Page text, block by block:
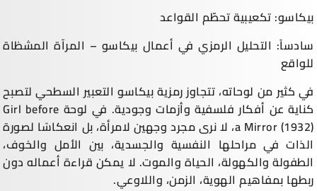
بيكاسو: تكعيبية تحطّم القواعد
سادساً: التحليل الرمزي في أعمال بيكاسو – المرآة المشظاة
للواقع
في كثير من لوحاته، تتجاوز رمزية بيكاسو التعبير السطحي لتصبح
كناية عن أفكار فلسفية وأزمات وجودية. في لوحة Girl before
a Mirror (1932)، لا نرى مجرد وجهين لامرأة، بل انعكاسًا لصورة
الذات في مراحلها النفسية والجسدية، بين الأمل والخوف،
الطفولة والكهولة، الحياة والموت. لا يمكن قراءة أعماله دون
ربطها بمفاهيم الهوية، الزمن، واللاوعي.